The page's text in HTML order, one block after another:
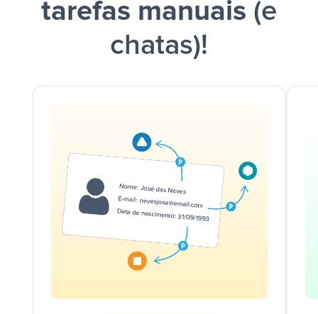
tarefas manuais (e
chatas)!